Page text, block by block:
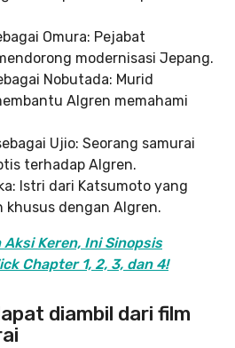
Omura: Pejabat
modernisasi Jepang.
Nobutada: Murid
Algren memahami
Ujio: Seorang samurai
terhadap Algren.
Istri dari Katsumoto yang
khusus dengan Algren.
Aksi Keren, Ini Sinopsis
Chapter 1, 2, 3, dan 4!
diambil dari film